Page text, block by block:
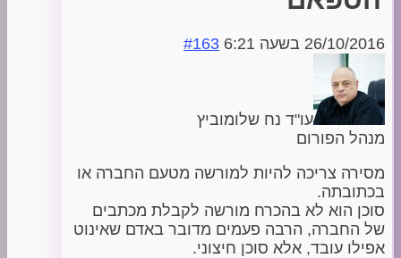
26/10/2016 בשעה 6:21 #163
עו"ד נח שלומוביץ
מנהל הפורום
מסירה צריכה להיות למורשה מטעם החברה או
בכתובתה.
סוכן הוא לא בהכרח מורשה לקבלת מכתבים
של החברה, הרבה פעמים מדובר באדם שאינוט
אפילו עובד, אלא סוכן חיצוני.